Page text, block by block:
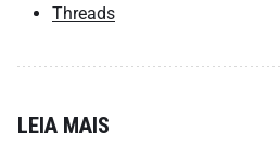
Threads
LEIA MAIS